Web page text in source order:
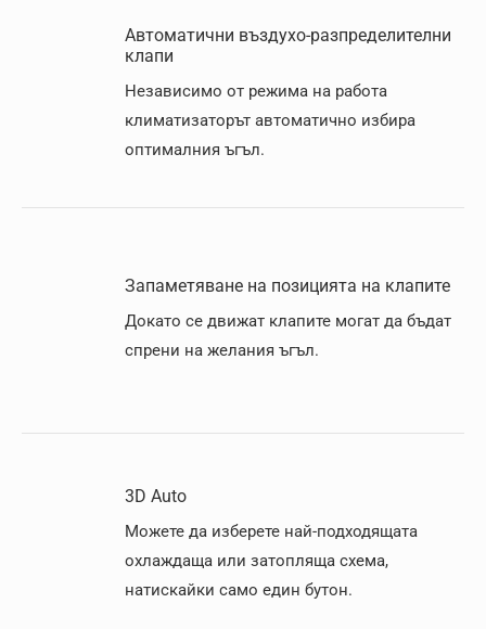
Автоматични въздухо-разпределителни
клапи
Независимо от режима на работа
климатизаторът автоматично избира
оптималния ъгъл.
Запаметяване на позицията на клапите
Докато се движат клапите могат да бъдат
спрени на желания ъгъл.
3D Auto
Можете да изберете най-подходящата
охлаждаща или затопляща схема,
натискайки само един бутон.